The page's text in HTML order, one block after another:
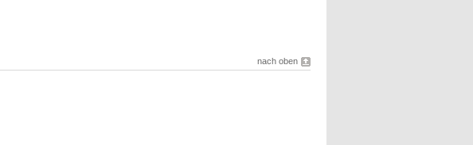
nach oben